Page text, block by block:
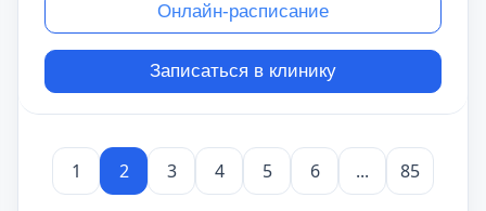
Онлайн-расписание
Записаться в клинику
1 2 3 4 5 6 ... 85